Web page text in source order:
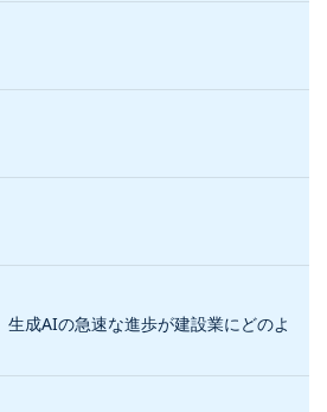
生成AIの急速な進歩が建設業にどのよ